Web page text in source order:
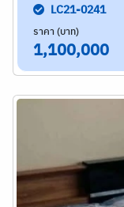
LC21-0241
ราคา (บาท)
1,100,000